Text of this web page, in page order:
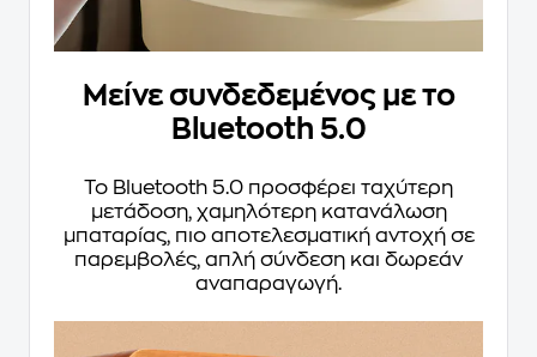
Μείνε συνδεδεμένος με το
Bluetooth 5.0
Το Bluetooth 5.0 προσφέρει ταχύτερη
μετάδοση, χαμηλότερη κατανάλωση
μπαταρίας, πιο αποτελεσματική αντοχή σε
παρεμβολές, απλή σύνδεση και δωρεάν
αναπαραγωγή.